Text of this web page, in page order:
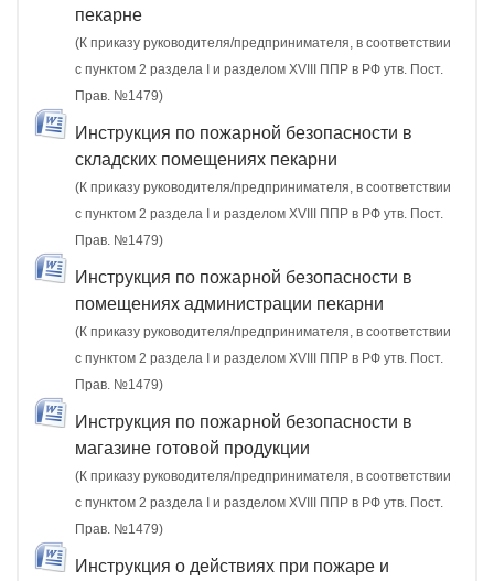
пекарне
(К приказу руководителя/предпринимателя, в соответствии
с пунктом 2 раздела I и разделом XVIII ППР в РФ утв. Пост.
Прав. №1479)
Инструкция по пожарной безопасности в
складских помещениях пекарни
(К приказу руководителя/предпринимателя, в соответствии
с пунктом 2 раздела I и разделом XVIII ППР в РФ утв. Пост.
Прав. №1479)
Инструкция по пожарной безопасности в
помещениях администрации пекарни
(К приказу руководителя/предпринимателя, в соответствии
с пунктом 2 раздела I и разделом XVIII ППР в РФ утв. Пост.
Прав. №1479)
Инструкция по пожарной безопасности в
магазине готовой продукции
(К приказу руководителя/предпринимателя, в соответствии
с пунктом 2 раздела I и разделом XVIII ППР в РФ утв. Пост.
Прав. №1479)
Инструкция о действиях при пожаре и